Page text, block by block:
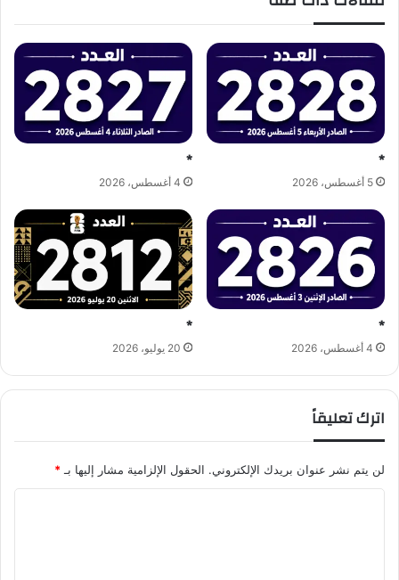
*
5 أغسطس، 2026
*
4 أغسطس، 2026
*
4 أغسطس، 2026
*
20 يوليو، 2026
اترك تعليقاً
لن يتم نشر عنوان بريدك الإلكتروني. الحقول الإلزامية مشار إليها بـ*